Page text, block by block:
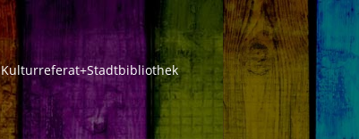
Kulturreferat+Stadtbibliothek